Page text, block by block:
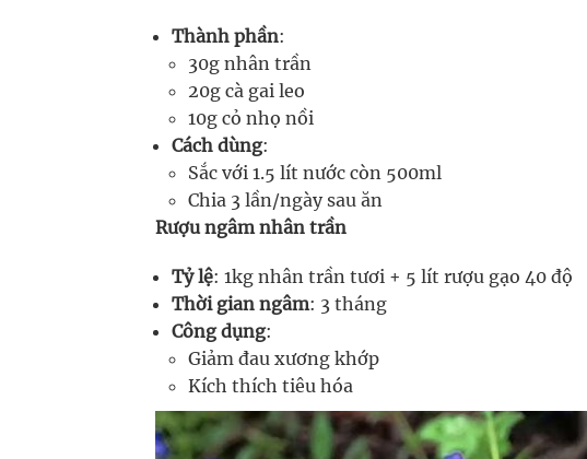
Thành phần:
30g nhân trần
20g cà gai leo
10g cỏ nhọ nồi
Cách dùng:
Sắc với 1.5 lít nước còn 500ml
Chia 3 lần/ngày sau ăn
Rượu ngâm nhân trần
Tỷ lệ: 1kg nhân trần tươi + 5 lít rượu gạo 40 độ
Thời gian ngâm: 3 tháng
Công dụng:
Giảm đau xương khớp
Kích thích tiêu hóa